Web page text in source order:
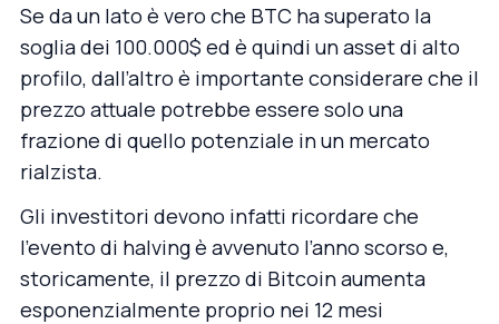
Se da un lato è vero che BTC ha superato la
soglia dei 100.000$ ed è quindi un asset di alto
profilo, dall’altro è importante considerare che il
prezzo attuale potrebbe essere solo una
frazione di quello potenziale in un mercato
rialzista.
Gli investitori devono infatti ricordare che
l’evento di halving è avvenuto l’anno scorso e,
storicamente, il prezzo di Bitcoin aumenta
esponenzialmente proprio nei 12 mesi